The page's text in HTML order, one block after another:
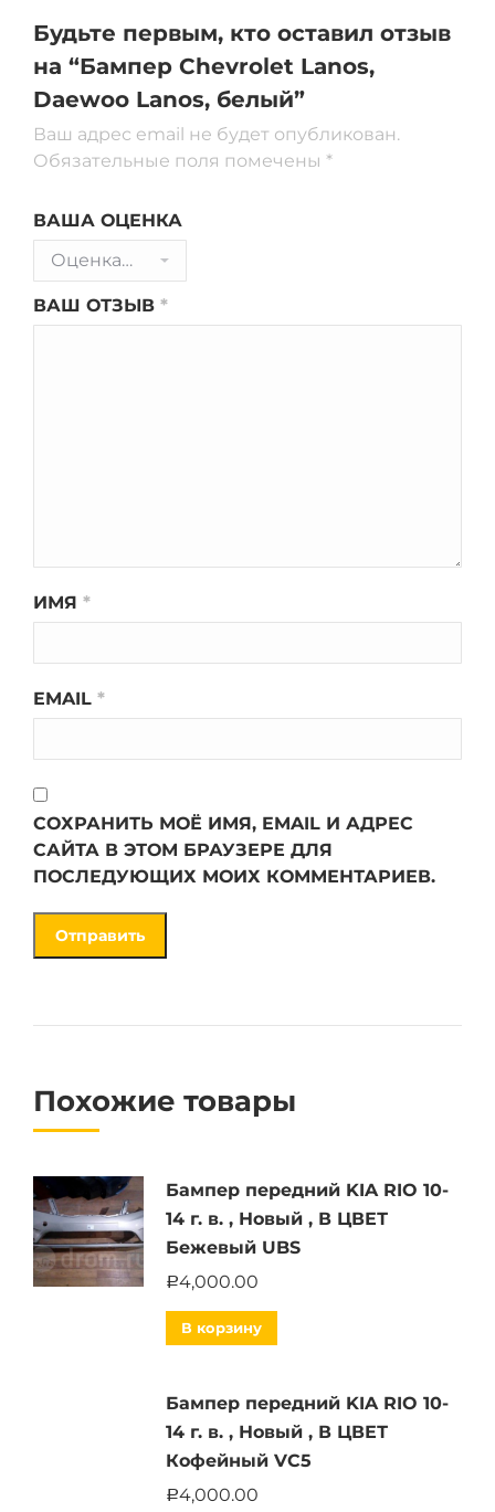
Будьте первым, кто оставил отзыв
на “Бампер Chevrolet Lanos,
Daewoo Lanos, белый”
Ваш адрес email не будет опубликован.
Обязательные поля помечены *
ВАША ОЦЕНКА
ВАШ ОТЗЫВ *
ИМЯ *
EMAIL *
СОХРАНИТЬ МОЁ ИМЯ, EMAIL И АДРЕС
САЙТА В ЭТОМ БРАУЗЕРЕ ДЛЯ
ПОСЛЕДУЮЩИХ МОИХ КОММЕНТАРИЕВ.
Похожие товары
Бампер передний KIA RIO 10-
14 г. в. , Новый , В ЦВЕТ
Бежевый UBS
Р4,000.00
В корзину
Бампер передний KIA RIO 10-
14 г. в. , Новый , В ЦВЕТ
Кофейный VC5
Р4,000.00